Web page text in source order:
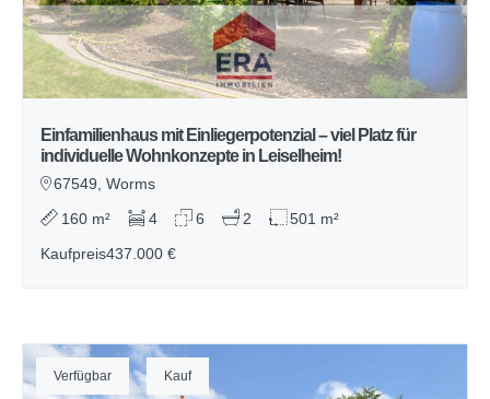
Einfamilienhaus mit Einliegerpotenzial – viel Platz für
individuelle Wohnkonzepte in Leiselheim!
67549, Worms
160 m² 4 6 2
501 m²
Kaufpreis437.000 €
Verfügbar Kauf